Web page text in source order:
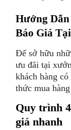
Hướng
Báo Giá
Để sở hữu
ưu đãi tại
khách hàng
thức mua
Quy trình
giá nhanh